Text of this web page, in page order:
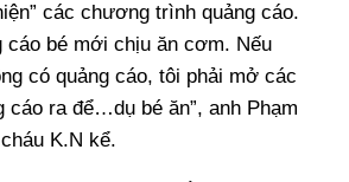
các chương trình quảng cáo.
cáo bé mới chịu ăn cơm. Nếu
có quảng cáo, tôi phải mở các
cáo ra để…dụ bé ăn”, anh Phạm
K.N kể.